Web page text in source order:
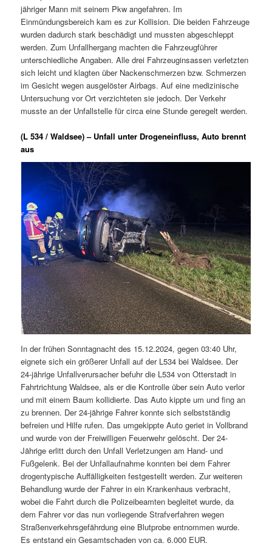
jähriger Mann mit seinem Pkw angefahren. Im
Einmündungsbereich kam es zur Kollision. Die beiden Fahrzeuge
wurden dadurch stark beschädigt und mussten abgeschleppt
werden. Zum Unfallhergang machten die Fahrzeugführer
unterschiedliche Angaben. Alle drei Fahrzeuginsassen verletzten
sich leicht und klagten über Nackenschmerzen bzw. Schmerzen
im Gesicht wegen ausgelöster Airbags. Auf eine medizinische
Untersuchung vor Ort verzichteten sie jedoch. Der Verkehr
musste an der Unfallstelle für circa eine Stunde geregelt werden.
(L 534 / Waldsee) – Unfall unter Drogeneinfluss, Auto brennt
aus
In der frühen Sonntagnacht des 15.12.2024, gegen 03:40 Uhr,
eignete sich ein größerer Unfall auf der L534 bei Waldsee. Der
24-jährige Unfallverursacher befuhr die L534 von Otterstadt in
Fahrtrichtung Waldsee, als er die Kontrolle über sein Auto verlor
und mit einem Baum kollidierte. Das Auto kippte um und fing an
zu brennen. Der 24-jährige Fahrer konnte sich selbstständig
befreien und Hilfe rufen. Das umgekippte Auto geriet in Vollbrand
und wurde von der Freiwilligen Feuerwehr gelöscht. Der 24-
Jährige erlitt durch den Unfall Verletzungen am Hand- und
Fußgelenk. Bei der Unfallaufnahme konnten bei dem Fahrer
drogentypische Auffälligkeiten festgestellt werden. Zur weiteren
Behandlung wurde der Fahrer in ein Krankenhaus verbracht,
wobei die Fahrt durch die Polizeibeamten begleitet wurde, da
dem Fahrer vor das nun vorliegende Strafverfahren wegen
Straßenverkehrsgefährdung eine Blutprobe entnommen wurde.
Es entstand ein Gesamtschaden von ca. 6.000 EUR.